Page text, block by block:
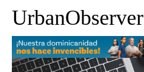
UrbanObserver